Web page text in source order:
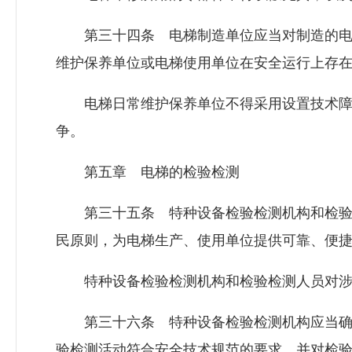
第三十四条 电梯制造单位应当对制造的电
维护保养单位或电梯使用单位在安全运行上存
电梯日常维护保养单位不得采用设置技术障
争。
第五章 电梯的检验检测
第三十五条 特种设备检验检测机构和检验
民原则，为电梯生产、使用单位提供可靠、便
特种设备检验检测机构和检验检测人员对涉
第三十六条 特种设备检验检测机构应当确